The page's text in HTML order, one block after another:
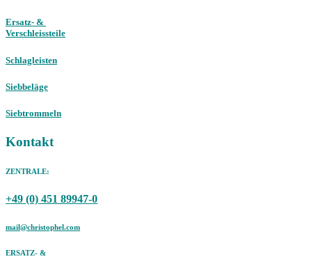
Ersatz- &
Verschleissteile
Schlagleisten
Siebbeläge
Siebtrommeln
Kontakt
ZENTRALE:
+49 (0) 451 89947-0
mail@christophel.com
ERSATZ- &